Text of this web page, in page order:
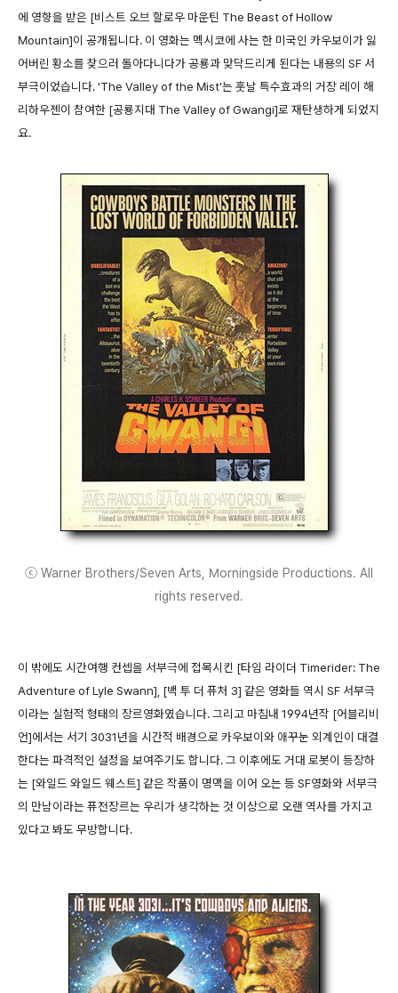
에 영향을 받은 [비스트 오브 할로우 마운틴 The Beast of Hollow
Mountain]이 공개됩니다. 이 영화는 멕시코에 사는 한 미국인 카우보이가 잃
어버린 황소를 찾으러 돌아다니다가 공룡과 맞닥드리게 된다는 내용의 SF 서
부극이었습니다. 'The Valley of the Mist'는 훗날 특수효과의 거장 레이 해
리하우젠이 참여한 [공룡지대 The Valley of Gwangi]로 재탄생하게 되었지
요.
ⓒ Warner Brothers/Seven Arts, Morningside Productions. All
rights reserved.
이 밖에도 시간여행 컨셉을 서부극에 접목시킨 [타임 라이더 Timerider: The
Adventure of Lyle Swann], [백 투 더 퓨처 3] 같은 영화들 역시 SF 서부극
이라는 실험적 형태의 장르영화였습니다. 그리고 마침내 1994년작 [어블리비
언]에서는 서기 3031년을 시간적 배경으로 카우보이와 애꾸눈 외계인이 대결
한다는 파격적인 설정을 보여주기도 합니다. 그 이후에도 거대 로봇이 등장하
는 [와일드 와일드 웨스트] 같은 작품이 명맥을 이어 오는 등 SF영화와 서부극
의 만남이라는 퓨전장르는 우리가 생각하는 것 이상으로 오랜 역사를 가지고
있다고 봐도 무방합니다.